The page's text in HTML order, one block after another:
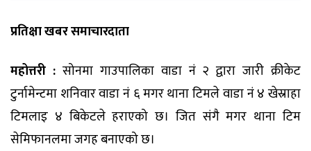
प्रतिक्षा खबर समाचारदाता
महोत्तरी : सोनमा गाउपालिका वाडा नं २ द्वारा जारी क्रीकेट
टुर्नामेन्टमा शनिवार वाडा नं ६ मगर थाना टिमले वाडा नं ४ खेस्राहा
टिमलाइ ४ बिकेटले हराएको छ। जित संगै मगर थाना टिम
सेमिफानलमा जगह बनाएको छ।